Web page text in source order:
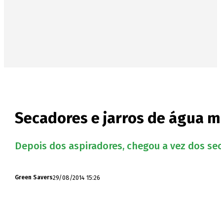
Secadores e jarros de água
Depois dos aspiradores, chegou a vez dos
Green Savers29/08/2014 15:26